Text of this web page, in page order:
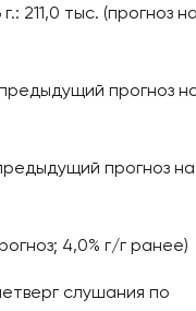
211,0 тыс. (прогноз
прогноз
прогноз на
4,0% г/г ранее)
слушания по